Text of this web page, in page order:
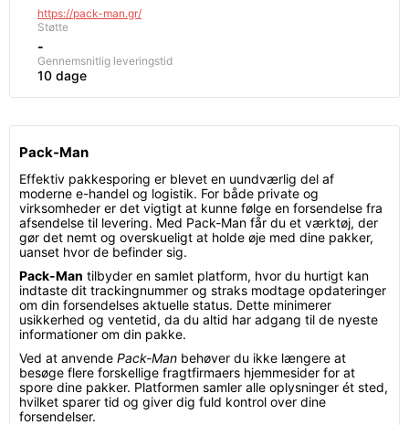
https://pack-man.gr/
Støtte
-
Gennemsnitlig leveringstid
10 dage
Pack-Man
Effektiv pakkesporing er blevet en uundværlig del af
moderne e-handel og logistik. For både private og
virksomheder er det vigtigt at kunne følge en forsendelse fra
afsendelse til levering. Med Pack-Man får du et værktøj, der
gør det nemt og overskueligt at holde øje med dine pakker,
uanset hvor de befinder sig.
Pack-Man tilbyder en samlet platform, hvor du hurtigt kan
indtaste dit trackingnummer og straks modtage opdateringer
om din forsendelses aktuelle status. Dette minimerer
usikkerhed og ventetid, da du altid har adgang til de nyeste
informationer om din pakke.
Ved at anvende Pack-Man behøver du ikke længere at
besøge flere forskellige fragtfirmaers hjemmesider for at
spore dine pakker. Platformen samler alle oplysninger ét sted,
hvilket sparer tid og giver dig fuld kontrol over dine
forsendelser.